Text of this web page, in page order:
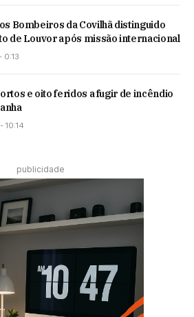
Bombeiros da Covilhã distinguido
de Louvor após missão internacional
0:13
e oito feridos a fugir de incêndio
10:14
publicidade